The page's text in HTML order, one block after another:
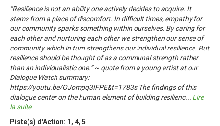
“Resilience is not an ability one actively decides to acquire. It
stems from a place of discomfort. In difficult times, empathy for
our community sparks something within ourselves. By caring for
each other and nurturing each other we strengthen our sense of
community which in turn strengthens our individual resilience. But
resilience should be thought of as a communal strength rather
than an individualistic one.” ~ quote from a young artist at our
Dialogue Watch summary:
https://youtu.be/OJompq3IFPE&t=1783s The findings of this
dialogue center on the human element of building resilienc... Lire
la suite
Piste(s) d'Action: 1 , 4, 5